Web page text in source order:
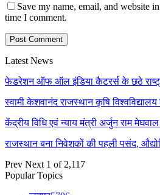
Save my name, email, and website
time I comment.
Latest News
फेडरेशन ऑफ ऑल इंडिया कैटरर्स के छठे
स्वामी केशवानंद राजस्थान कृषि
केंद्रीय विधि एवं न्याय मंत्री अर्जुन राम
राजस्थान बना निवेशकों की पहली पसंद,
Prev Next 1 of 2,117
Popular Topics